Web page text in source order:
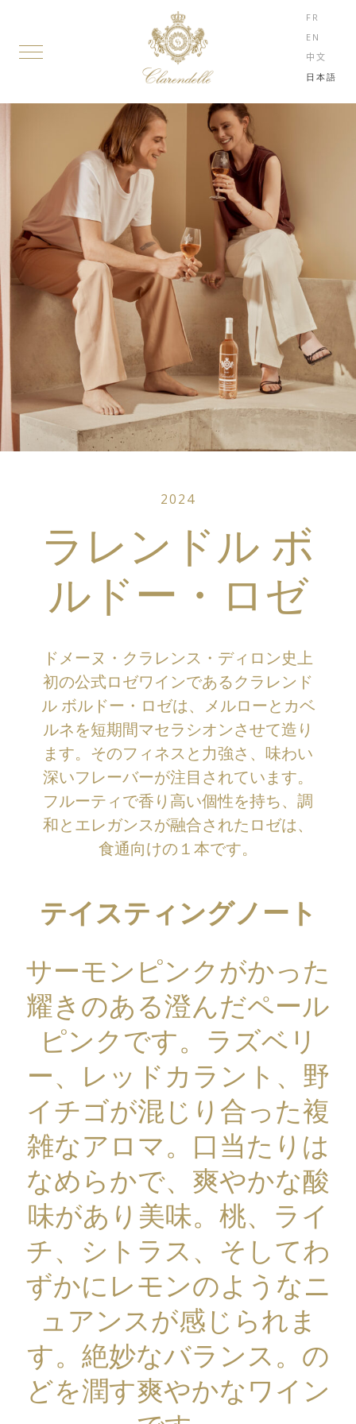
FR
EN
中文
日本語
2024
ラレンドル ボ
ルドー・ロゼ
ドメーヌ・クラレンス・ディロン史上
初の公式ロゼワインであるクラレンド
ル ボルドー・ロゼは、メルローとカベ
ルネを短期間マセラシオンさせて造り
ます。そのフィネスと力強さ、味わい
深いフレーバーが注目されています。
フルーティで香り高い個性を持ち、調
和とエレガンスが融合されたロゼは、
食通向けの１本です。
テイスティングノート
サーモンピンクがかった
耀きのある澄んだペール
ピンクです。ラズベリ
ー、レッドカラント、野
イチゴが混じり合った複
雑なアロマ。口当たりは
なめらかで、爽やかな酸
味があり美味。桃、ライ
チ、シトラス、そしてわ
ずかにレモンのようなニ
ュアンスが感じられま
す。絶妙なバランス。の
どを潤す爽やかなワイン